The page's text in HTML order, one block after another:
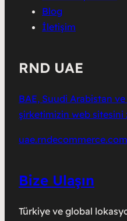
Blog
İletişim
RND UAE
BAE, Suudi Arabistan
şirketimizin web sitesini
uae.rndecommerce.com
Bize Ulaşın
Türkiye ve global